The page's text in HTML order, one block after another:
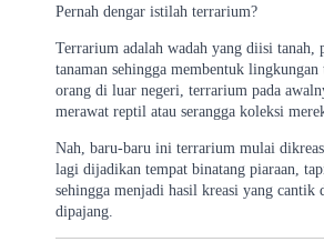
Pernah dengar istilah terrarium?
Terrarium adalah wadah yang diisi tanah,
tanaman sehingga membentuk
orang di luar negeri, terrarium pada
merawat reptil atau serangga koleksi
Nah, baru-baru ini terrarium mulai
lagi dijadikan tempat binatang piaraan,
sehingga menjadi hasil kreasi yang cantik
dipajang.